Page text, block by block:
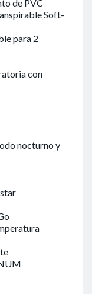
de PVC
Soft-
para 2
con
nocturno y